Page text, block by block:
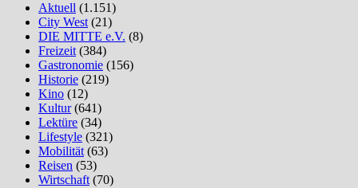
Aktuell (1.151)
City West (21)
DIE MITTE e.V. (8)
Freizeit (384)
Gastronomie (156)
Historie (219)
Kino (12)
Kultur(641)
Lektüre (34)
Lifestyle (321)
Mobilität (63)
Reisen (53)
Wirtschaft (70)